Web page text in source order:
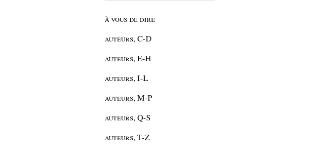
à vous de dire
auteurs, C-D
auteurs, E-H
auteurs, I-L
auteurs, M-P
auteurs, Q-S
auteurs, T-Z